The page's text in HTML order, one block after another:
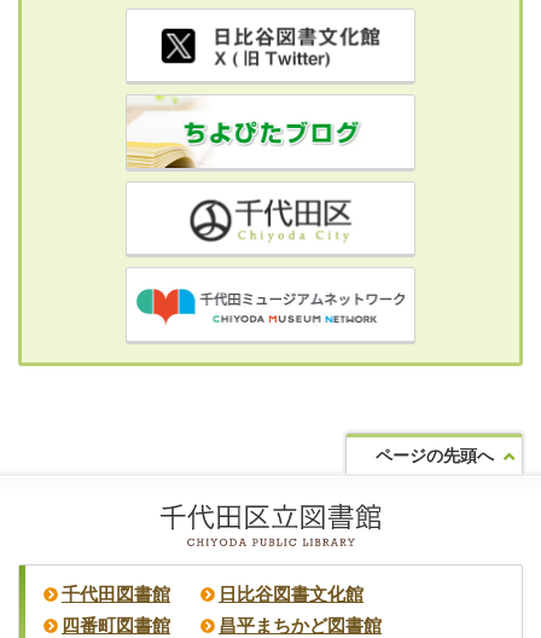
ページの先頭へ
千代田図書館
日比谷図書文化館
四番町図書館
昌平まちかど図書館